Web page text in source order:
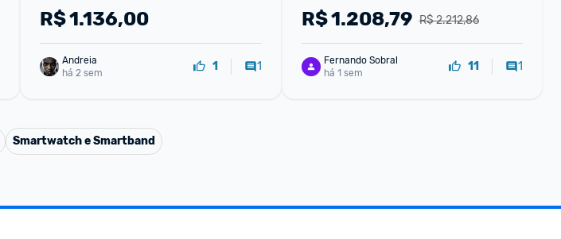
Buds Core Bluetooth e ANC
Samsung
R$1.136,00
Andreia
há 2 sem
1 1
R$ 2.212,86
R$1.208,79
Fernando Sobral
há 1 sem
11 1
Smartwatch e Smartband